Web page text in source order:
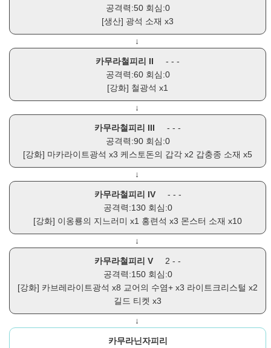
공격력:50 회심:0
[생산] 광석 소재 x3
↓
카무라철피리 II
- - -
공격력:60 회심:0
[강화] 철광석 x1
↓
카무라철피리 III
- - -
공격력:90 회심:0
[강화] 마카라이트광석 x3 케스토돈의 갑각 x2 갑충종 소재 x5
↓
카무라철피리 IV
- - -
공격력:130 회심:0
[강화] 이옹룡의 지느러미 x1 홍련석 x3 몬스터 소재 x10
↓
카무라철피리 V
2 - -
공격력:150 회심:0
[강화] 카브레라이트광석 x8 교어의 수염+ x3 라이트크리스털 x2
길드 티켓 x3
↓
카무라닌자피리